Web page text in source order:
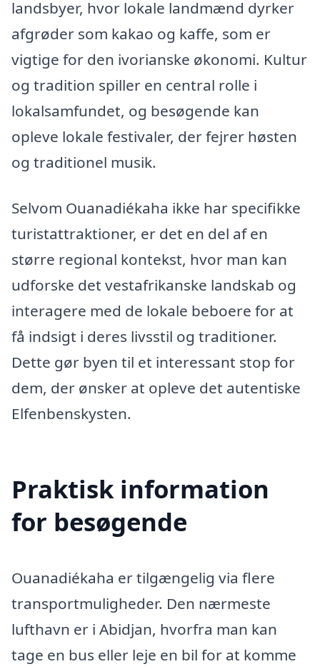
landsbyer, hvor lokale landmænd dyrker
afgrøder som kakao og kaffe, som er
vigtige for den ivorianske økonomi. Kultur
og tradition spiller en central rolle i
lokalsamfundet, og besøgende kan
opleve lokale festivaler, der fejrer høsten
og traditionel musik.
Selvom Ouanadiékaha ikke har specifikke
turistattraktioner, er det en del af en
større regional kontekst, hvor man kan
udforske det vestafrikanske landskab og
interagere med de lokale beboere for at
få indsigt i deres livsstil og traditioner.
Dette gør byen til et interessant stop for
dem, der ønsker at opleve det autentiske
Elfenbenskysten.
Praktisk information
for besøgende
Ouanadiékaha er tilgængelig via flere
transportmuligheder. Den nærmeste
lufthavn er i Abidjan, hvorfra man kan
tage en bus eller leje en bil for at komme